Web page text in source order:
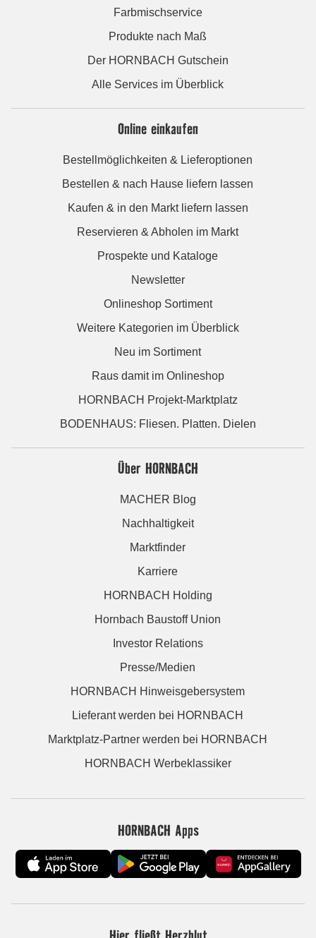
Farbmischservice
Produkte nach Maß
Der HORNBACH Gutschein
Alle Services im Überblick
Online einkaufen
Bestellmöglichkeiten & Lieferoptionen
Bestellen & nach Hause liefern lassen
Kaufen & in den Markt liefern lassen
Reservieren & Abholen im Markt
Prospekte und Kataloge
Newsletter
Onlineshop Sortiment
Weitere Kategorien im Überblick
Neu im Sortiment
Raus damit im Onlineshop
HORNBACH Projekt-Marktplatz
BODENHAUS: Fliesen. Platten. Dielen
Über HORNBACH
MACHER Blog
Nachhaltigkeit
Marktfinder
Karriere
HORNBACH Holding
Hornbach Baustoff Union
Investor Relations
Presse/Medien
HORNBACH Hinweisgebersystem
Lieferant werden bei HORNBACH
Marktplatz-Partner werden bei HORNBACH
HORNBACH Werbeklassiker
HORNBACH Apps